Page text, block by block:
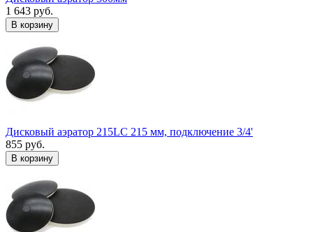
1 643 руб.
В корзину
Дисковый аэратор 215LC 215 мм, подключение 3/4'
855 руб.
В корзину